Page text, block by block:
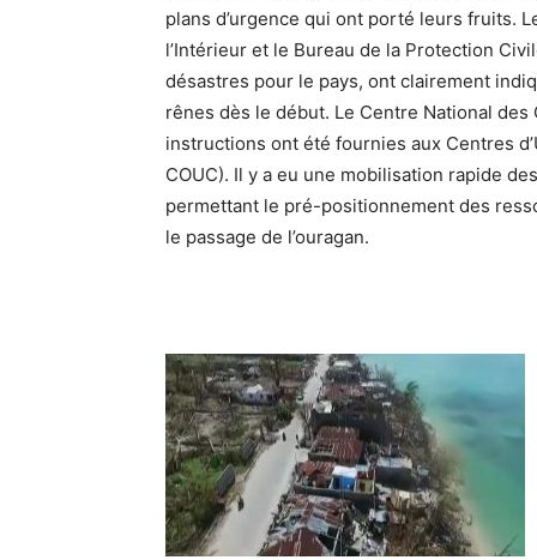
plans d’urgence qui ont porté leurs fruits.
l’Intérieur et le Bureau de la Protection
désastres pour le pays, ont clairement
rênes dès le début. Le Centre National des
instructions ont été fournies aux Centres
COUC). Il y a eu une mobilisation rapide
permettant le pré-positionnement des
le passage de l’ouragan.